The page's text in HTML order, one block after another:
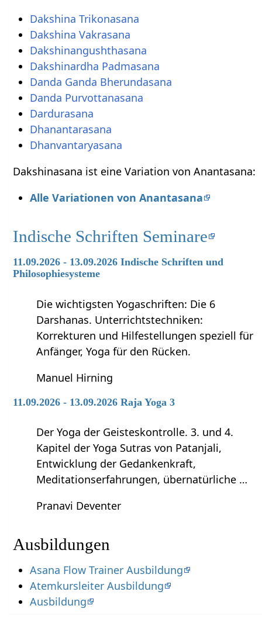
Dakshina Trikonasana
Dakshina Vakrasana
Dakshinangushthasana
Dakshinardha Padmasana
Danda Ganda Bherundasana
Danda Purvottanasana
Dardurasana
Dhanantarasana
Dhanvantaryasana
Dakshinasana ist eine Variation von Anantasana:
Alle Variationen von Anantasana
Indische Schriften Seminare
11.09.2026 - 13.09.2026 Indische Schriften und
Philosophiesysteme
Die wichtigsten Yogaschriften: Die 6
Darshanas. Unterrichtstechniken:
Korrekturen und Hilfestellungen speziell für
Anfänger, Yoga für den Rücken.
Manuel Hirning
11.09.2026 - 13.09.2026 Raja Yoga 3
Der Yoga der Geisteskontrolle. 3. und 4.
Kapitel der Yoga Sutras von Patanjali,
Entwicklung der Gedankenkraft,
Meditationserfahrungen, übernatürliche …
Pranavi Deventer
Ausbildungen
Asana Flow Trainer Ausbildung
Atemkursleiter Ausbildung
Ausbildung